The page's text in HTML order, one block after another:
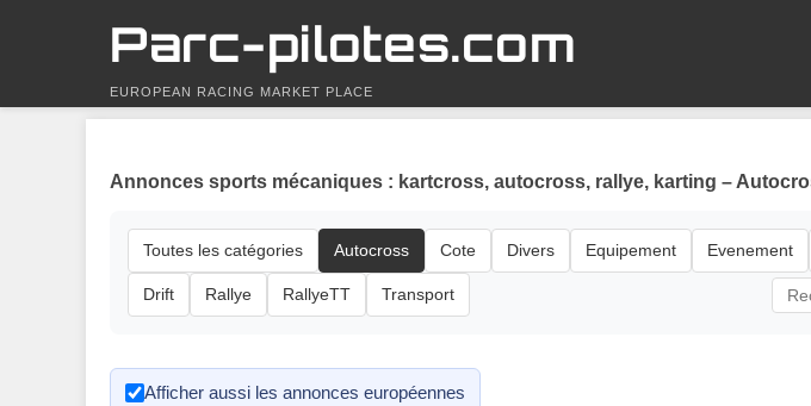
Parc-pilotes.com
EUROPEAN RACING MARKET PLACE
Annonces sports mécaniques : kartcross, autocross, rallye, karting –
Toutes les catégories Autocross Cote Divers Equipement Evenement
Drift Rallye RallyeTT Transport
Afficher aussi les annonces européennes